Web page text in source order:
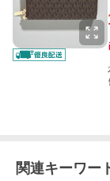
関連キーワー